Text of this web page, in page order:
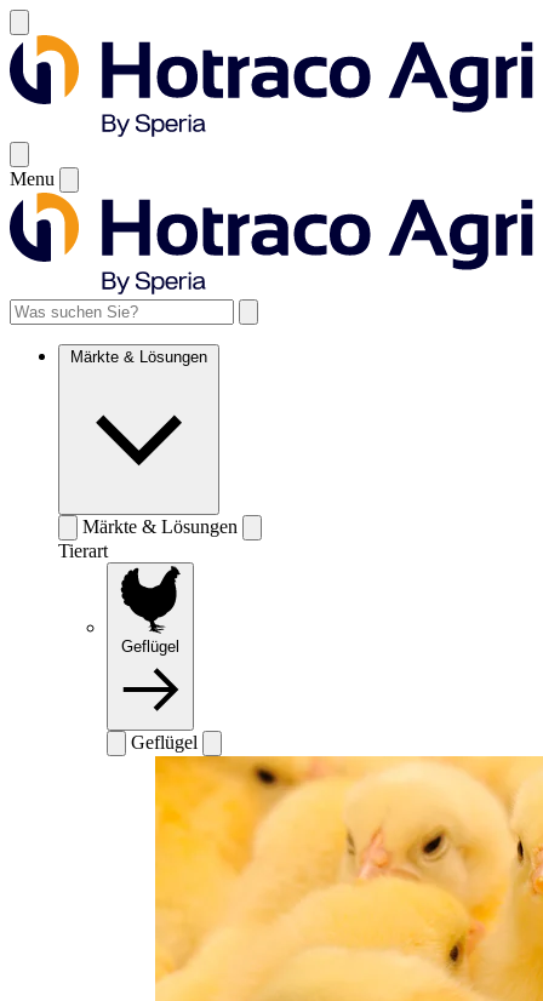
Menu
Märkte & Lösungen
Märkte & Lösungen
Tierart
Geflügel
Geflügel